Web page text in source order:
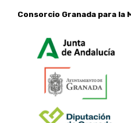
Consorcio Granada para la